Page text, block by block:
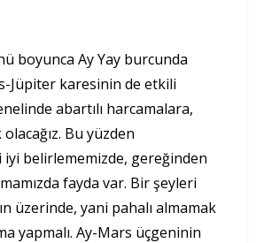
boyunca Ay Yay burcunda
Jüpiter karesinin de etkili
abartılı harcamalara,
Bu yüzden
belirlememizde, gereğinden
fayda var. Bir şeyleri
üzerinde, yani pahalı almamak
yapmalı. Ay-Mars üçgeninin